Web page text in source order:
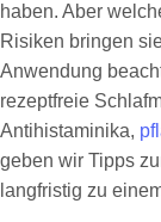
haben. Aber
Risiken bringen
Anwendung
rezeptfreie
Antihistaminika,
geben wir Tipps
langfristig zu